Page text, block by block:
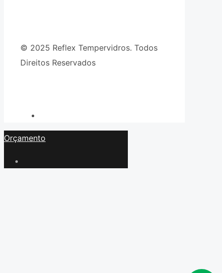
© 2025 Reflex Tempervidros. Todos
Direitos Reservados
Orçamento